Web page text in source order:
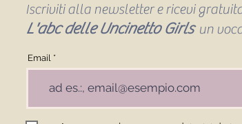
Iscriviti alla newsletter e ricevi
L'abc delle Uncinetto Girls un
Email